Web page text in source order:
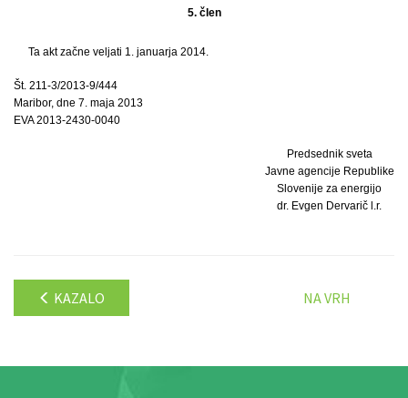
5. člen
Ta akt začne veljati 1. januarja 2014.
Št. 211-3/2013-9/444
Maribor, dne 7. maja 2013
EVA 2013-2430-0040
Predsednik sveta
Javne agencije Republike
Slovenije za energijo
dr. Evgen Dervarič l.r.
KAZALO NA VRH